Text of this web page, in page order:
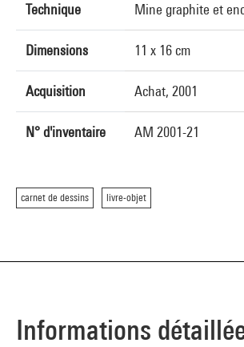
Technique Mine graphite et
Dimensions 11 x 16 cm
Acquisition Achat, 2001
N° d'inventaire AM 2001-21
carnet de dessins livre-objet
Informations